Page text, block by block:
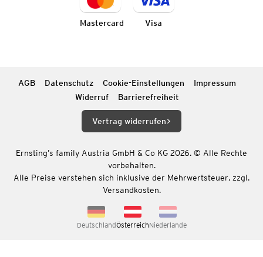
Mastercard Visa
AGB Datenschutz Cookie-Einstellungen
Impressum
Widerruf
Barrierefreiheit
Vertrag widerrufen
Ernsting’s family Austria GmbH & Co KG 2026. © Alle Rechte
vorbehalten.
Alle Preise verstehen sich inklusive der Mehrwertsteuer, zzgl.
Versandkosten.
DeutschlandÖsterreichNiederlande